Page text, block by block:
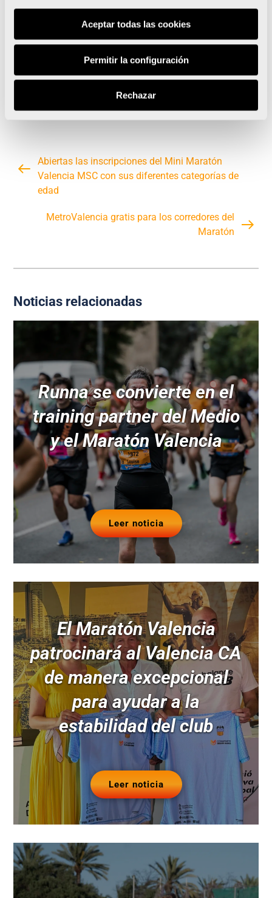
Aceptar todas las cookies
Permitir la configuración
Rechazar
Abiertas las inscripciones del Mini Maratón
Valencia MSC con sus diferentes categorías de
edad
MetroValencia gratis para los corredores del
Maratón
Noticias relacionadas
Runna se convierte en el
training partner del Medio
y el Maratón Valencia
Leer noticia
El Maratón Valencia
patrocinará al Valencia CA
de manera excepcional
para ayudar a la
estabilidad del club
Leer noticia